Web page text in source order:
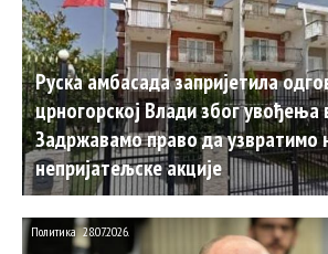
Руска амбасада запријетила
црногорској Влади због увођења
Задржавамо право да узвратимо
непријатељске акције
Политика 28.07.2026.